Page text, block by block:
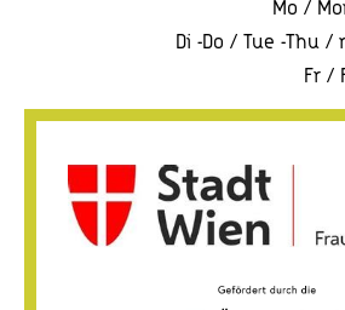
Mo /
Di -Do / Tue -Thu /
Fr /